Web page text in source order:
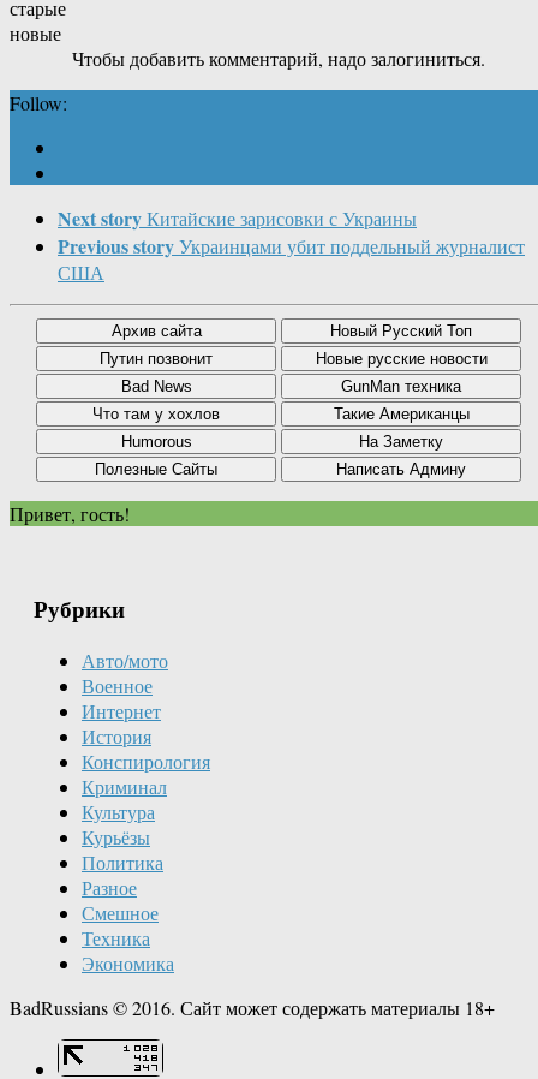
старые
новые
Чтобы добавить комментарий, надо залогиниться.
Follow:
Next storyКитайские зарисовки с Украины
Previous storyУкраинцами убит поддельный журналист
США
Привет, гость!
Рубрики
Авто/мото
Военное
Интернет
История
Конспирология
Криминал
Культура
Курьёзы
Политика
Разное
Смешное
Техника
Экономика
BadRussians © 2016. Сайт может содержать материалы 18+